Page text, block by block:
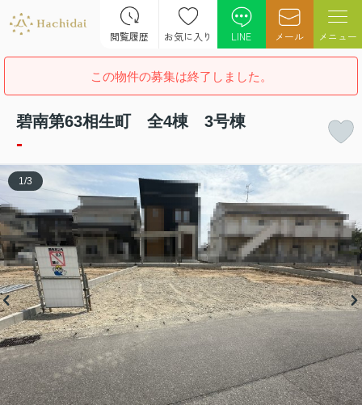
閲覧履歴 お気に入り LINE メール メニュー
この物件の募集は終了しました。
碧南第63相生町 全4棟 3号棟
-
1 /3